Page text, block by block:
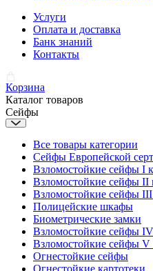
Услуги
Оплата и доставка
Банк знаний
Контакты
Корзина
Каталог товаров
Сейфы
Все товары категории
Сейфы Европейской
Взломостойкие сейфы I
Взломостойкие сейфы II
Взломостойкие сейфы III
Полицейские шкафы
Биометрические замки
Взломостойкие сейфы IV
Взломостойкие сейфы V
Огнестойкие сейфы
Огнестойкие картотеки